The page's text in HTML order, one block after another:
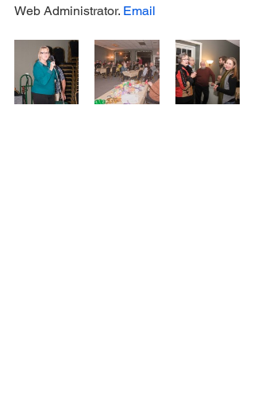
Web Administrator. Email